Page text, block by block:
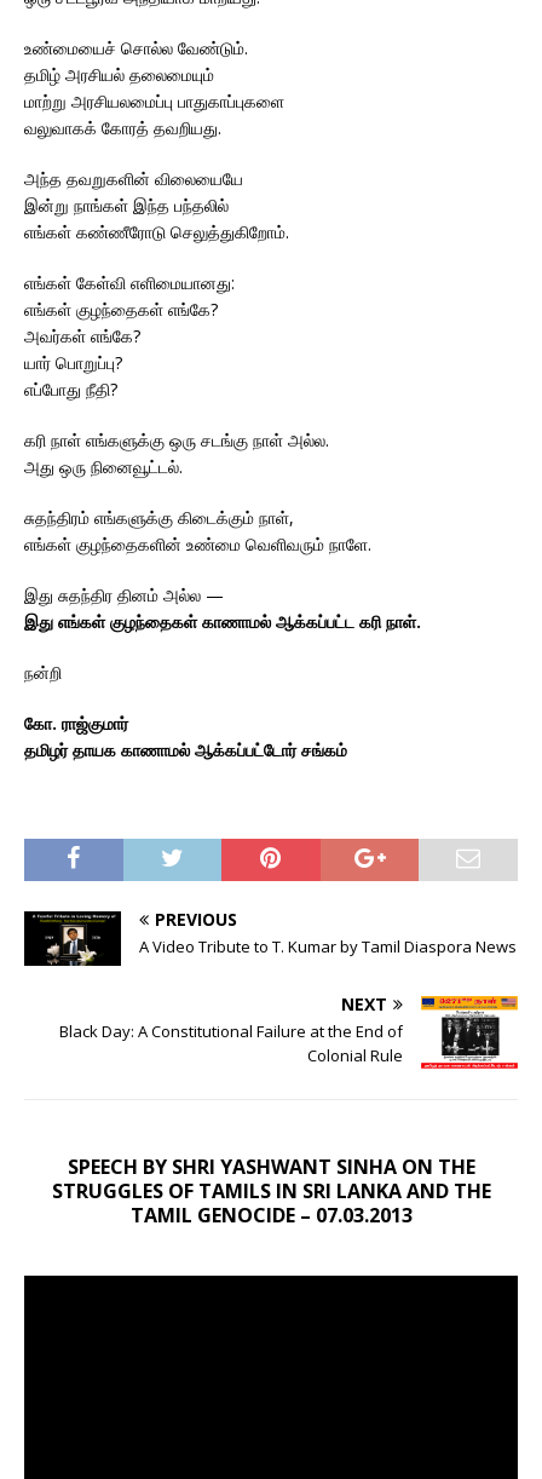
உண்மையைச் சொல்ல வேண்டும்.
தமிழ் அரசியல் தலைமையும்
மாற்று அரசியலமைப்பு பாதுகாப்புகளை
வலுவாகக் கோரத் தவறியது.
அந்த தவறுகளின் விலையையே
இன்று நாங்கள் இந்த பந்தலில்
எங்கள் கண்ணீரோடு செலுத்துகிறோம்.
எங்கள் கேள்வி எளிமையானது:
எங்கள் குழந்தைகள் எங்கே?
அவர்கள் எங்கே?
யார் பொறுப்பு?
எப்போது நீதி?
கரி நாள் எங்களுக்கு ஒரு சடங்கு நாள் அல்ல.
அது ஒரு நினைவூட்டல்.
சுதந்திரம் எங்களுக்கு கிடைக்கும் நாள்,
எங்கள் குழந்தைகளின் உண்மை வெளிவரும் நாளே.
இது சுதந்திர தினம் அல்ல —
இது எங்கள் குழந்தைகள் காணாமல் ஆக்கப்பட்ட கரி நாள்.
நன்றி
கோ. ராஜ்குமார்
தமிழர் தாயக காணாமல் ஆக்கப்பட்டோர் சங்கம்
PREVIOUS
A Video Tribute to T. Kumar by Tamil Diaspora News
NEXT
Black Day: A Constitutional Failure at the End of
Colonial Rule
SPEECH BY SHRI YASHWANT SINHA ON THE
STRUGGLES OF TAMILS IN SRI LANKA AND THE
TAMIL GENOCIDE – 07.03.2013